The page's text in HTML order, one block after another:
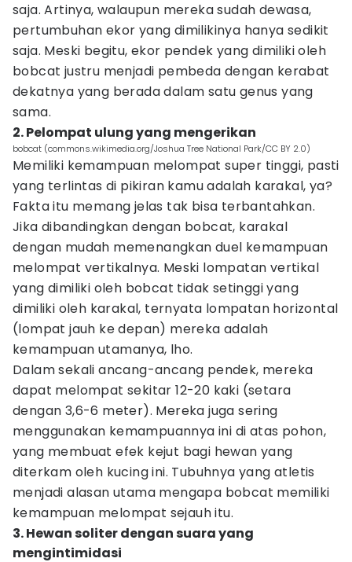
saja. Artinya, walaupun mereka sudah dewasa,
pertumbuhan ekor yang dimilikinya hanya sedikit
saja. Meski begitu, ekor pendek yang dimiliki oleh
bobcat justru menjadi pembeda dengan kerabat
dekatnya yang berada dalam satu genus yang
sama.
2. Pelompat ulung yang mengerikan
bobcat (commons.wikimedia.org/Joshua Tree National Park/CC BY 2.0)
Memiliki kemampuan melompat super tinggi, pasti
yang terlintas di pikiran kamu adalah karakal, ya?
Fakta itu memang jelas tak bisa terbantahkan.
Jika dibandingkan dengan bobcat, karakal
dengan mudah memenangkan duel kemampuan
melompat vertikalnya. Meski lompatan vertikal
yang dimiliki oleh bobcat tidak setinggi yang
dimiliki oleh karakal, ternyata lompatan horizontal
(lompat jauh ke depan) mereka adalah
kemampuan utamanya, lho.
Dalam sekali ancang-ancang pendek, mereka
dapat melompat sekitar 12-20 kaki (setara
dengan 3,6-6 meter). Mereka juga sering
menggunakan kemampuannya ini di atas pohon,
yang membuat efek kejut bagi hewan yang
diterkam oleh kucing ini. Tubuhnya yang atletis
menjadi alasan utama mengapa bobcat memiliki
kemampuan melompat sejauh itu.
3. Hewan soliter dengan suara yang
mengintimidasi